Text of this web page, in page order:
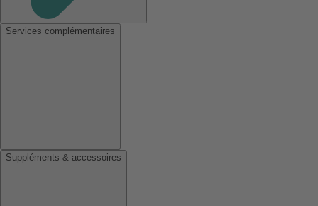
Services complémentaires
Suppléments & accessoires